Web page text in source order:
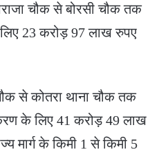
चौक से बोरसी चौक तक
23 करोड़ 97 लाख रुपए
से कोतरा थाना चौक तक
के लिए 41 करोड़ 49 लाख
मार्ग के किमी 1 से किमी 5